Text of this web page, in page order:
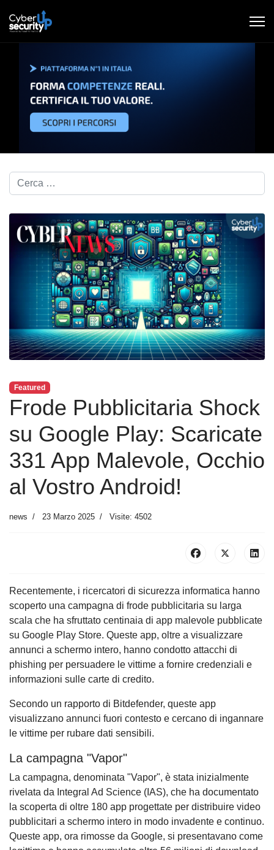
Cerca nel blog...
Featured
Frode Pubblicitaria Shock
su Google Play: Scaricate
331 App Malevole, Occhio
al Vostro Android!
news 23 Marzo 2025 Visite: 4502
Recentemente, i ricercatori di sicurezza informatica hanno
scoperto una campagna di frode pubblicitaria su larga
scala che ha sfruttato centinaia di app malevole pubblicate
su Google Play Store. Queste app, oltre a visualizzare
annunci a schermo intero, hanno condotto attacchi di
phishing per persuadere le vittime a fornire credenziali e
informazioni sulle carte di credito.
Secondo un rapporto di Bitdefender, queste app
visualizzano annunci fuori contesto e cercano di ingannare
le vittime per rubare dati sensibili.
La campagna "Vapor"
La campagna, denominata "Vapor", è stata inizialmente
rivelata da Integral Ad Science (IAS), che ha documentato
la scoperta di oltre 180 app progettate per distribuire video
pubblicitari a schermo intero in modo invadente e continuo.
Queste app, ora rimosse da Google, si presentavano come